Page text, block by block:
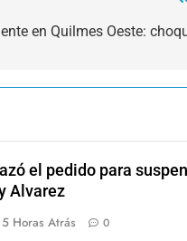
en Quilmes Oeste:
el pedido para
Alvarez
5 Horas Atrás 0